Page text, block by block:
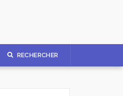
RECHERCHER